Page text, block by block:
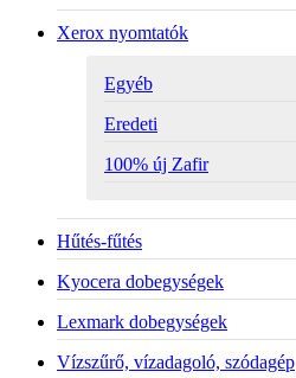
Xerox nyomtatók
Egyéb
Eredeti
100% új Zafir
Hűtés-fűtés
Kyocera dobegységek
Lexmark dobegységek
Vízszűrő, vízadagoló, szódagép